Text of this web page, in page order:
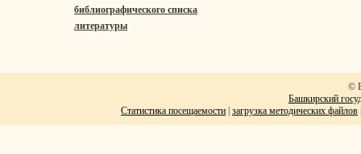
библиографического списка
литературы
©
Башкирский
Статистика посещаемости загрузка методических файлов